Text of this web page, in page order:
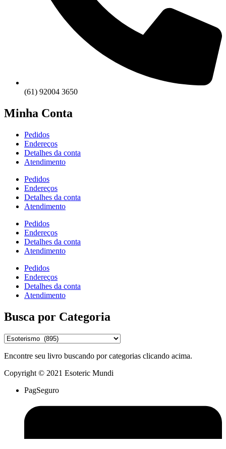
(61) 92004 3650
Minha Conta
Pedidos
Endereços
Detalhes da conta
Atendimento
Pedidos
Endereços
Detalhes da conta
Atendimento
Pedidos
Endereços
Detalhes da conta
Atendimento
Pedidos
Endereços
Detalhes da conta
Atendimento
Busca por Categoria
Encontre seu livro buscando por categorias clicando acima.
Copyright © 2021 Esoteric Mundi
PagSeguro